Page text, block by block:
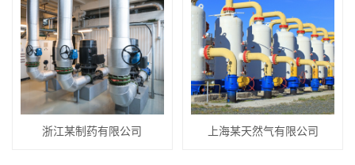
浙江某制药有限公司 上海某天然气有限公司